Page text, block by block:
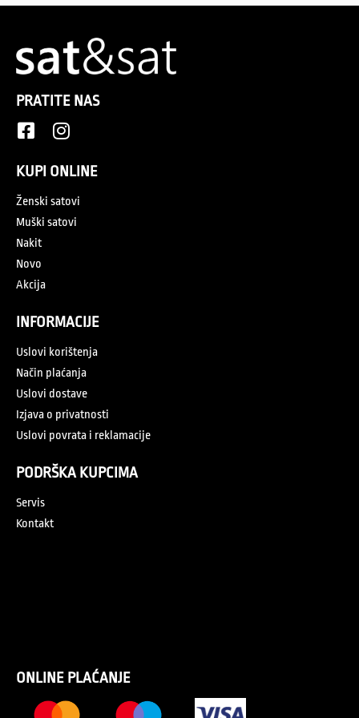
PRATITE NAS
KUPI ONLINE
Ženski satovi
Muški satovi
Nakit
Novo
Akcija
INFORMACIJE
Uslovi korištenja
Način plaćanja
Uslovi dostave
Izjava o privatnosti
Uslovi povrata i reklamacije
PODRŠKA KUPCIMA
Servis
Kontakt
ONLINE PLAĆANJE